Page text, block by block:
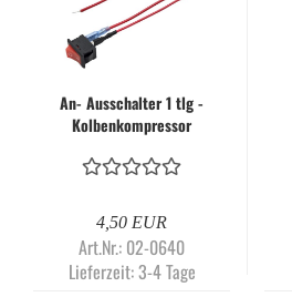
An- Ausschalter 1 tlg -
Kolbenkompressor
4,50 EUR
Art.Nr.: 02-0640
Lieferzeit:3-4 Tage